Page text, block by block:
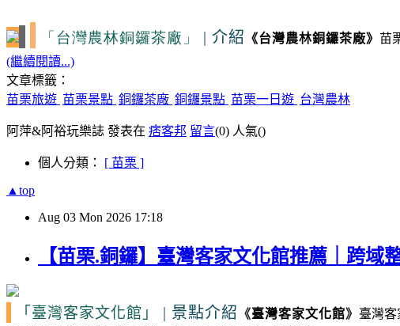
「台灣農林銅鑼茶廠」 | 介紹 《台灣農林銅鑼茶廠》 苗
(繼續閱讀...)
文章標籤：
苗栗旅遊 苗栗景點 銅鑼茶廠 銅鑼景點 苗栗一日遊 台灣農林
阿萍&阿裕玩樂誌 發表在 痞客邦 留言(0) 人氣()
個人分類： [ 苗栗 ]
▲top
Aug 03 Mon 2026 17:18
【苗栗.銅鑼】臺灣客家文化館推薦｜跨域
「臺灣客家文化館」 | 景點介紹 《臺灣客家文化館》 臺灣客